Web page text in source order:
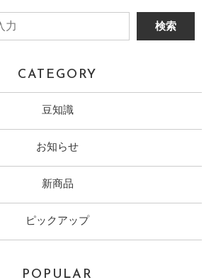
CATEGORY
豆知識
お知らせ
新商品
ピックアップ
POPULAR